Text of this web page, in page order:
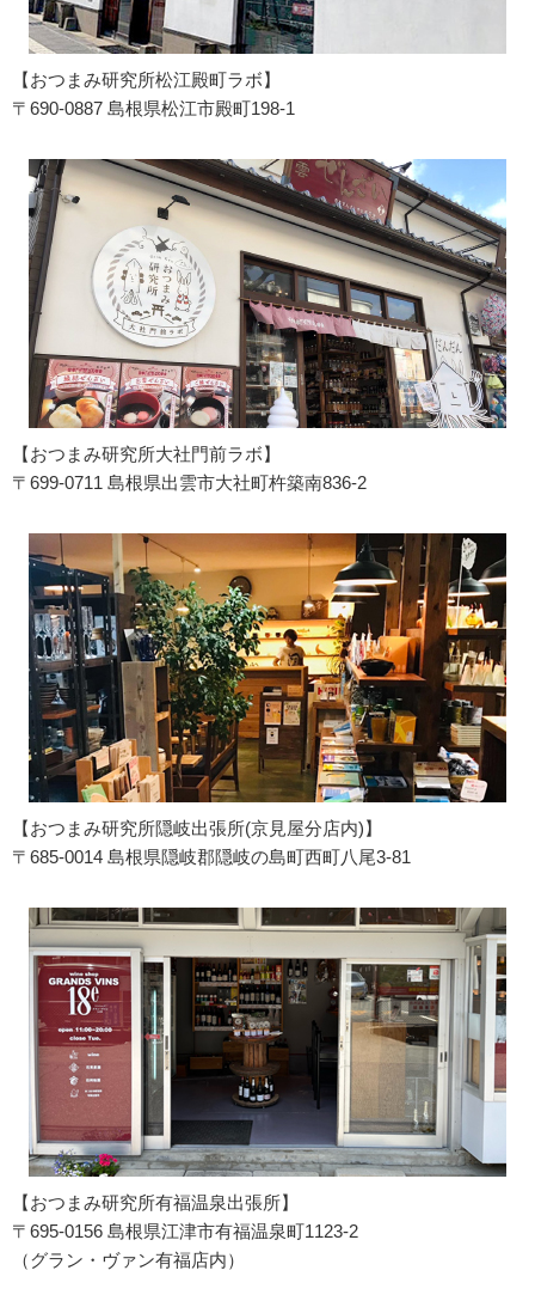
【おつまみ研究所松江殿町ラボ】
〒690-0887 島根県松江市殿町198-1
【おつまみ研究所大社門前ラボ】
〒699-0711 島根県出雲市大社町杵築南836-2
【おつまみ研究所隠岐出張所(京見屋分店内)】
〒685-0014 島根県隠岐郡隠岐の島町西町八尾3-81
【おつまみ研究所有福温泉出張所】
〒695-0156 島根県江津市有福温泉町1123-2
（グラン・ヴァン有福店内）